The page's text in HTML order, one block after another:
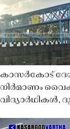
കാസർകോട്
നിർമാണം
വിദ്യാർഥികൾ,